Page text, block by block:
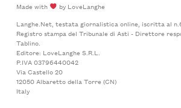
Made with
by LoveLanghe
Langhe.Net, testata giornalistica online, iscritta al
Registro stampa del Tribunale di Asti - Direttore
Tablino.
Editore: LoveLanghe S.R.L.
P.IVA 03796440042
Via Castello 20
12050 Albaretto della Torre (CN)
Italy